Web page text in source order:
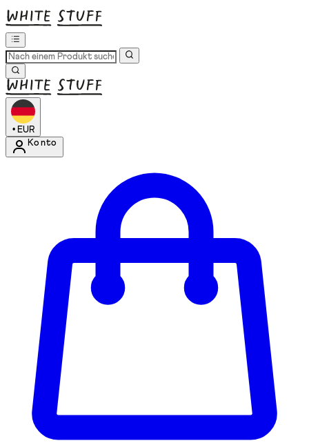
• EUR
Konto